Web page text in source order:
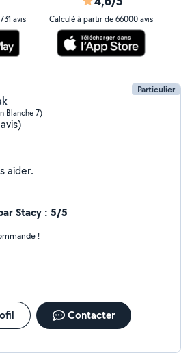
avis Calculé à partir de 66000 avis
Particulier
Blanche 7)
aider.
Stacy : 5/5
!
Contacter